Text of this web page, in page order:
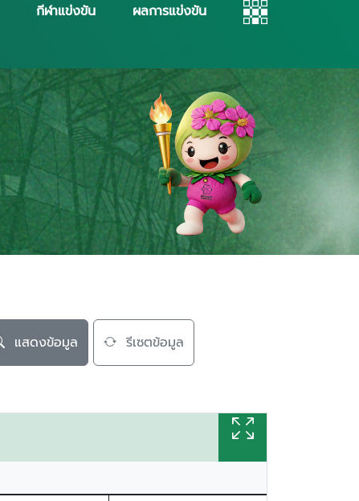
กีฬาแข่งขัน ผลการแข่งขัน
แสดงข้อมูล รีเซตข้อมูล